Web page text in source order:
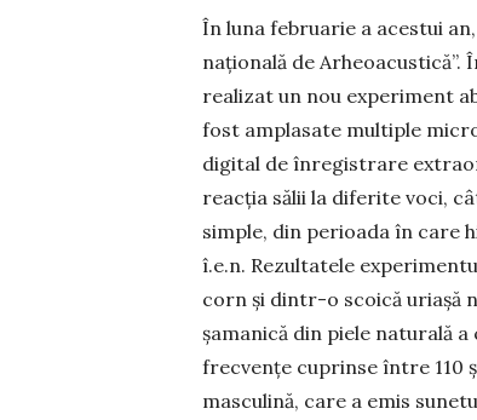
În luna februarie a acestui
naţională de
realizat un nou expe­ri­ment
fost amplasate multiple
digital de înregistrare
reacţia sălii la dife­rite voci,
simple, din perioada în care
î.e.n. Rezultatele
corn şi dintr-o scoică uriaşă
şamanică din piele naturală
frecvenţe cuprinse în­tre 110
mas­cu­lină, care a emis